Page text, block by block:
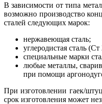
В зависимости от типа
возможно производство
сталей следующих марок:
нержавеющая сталь;
углеродистая сталь
специальные марки
любые металлы,
при помощи
При изготовлении гаек/
срок изготовления может